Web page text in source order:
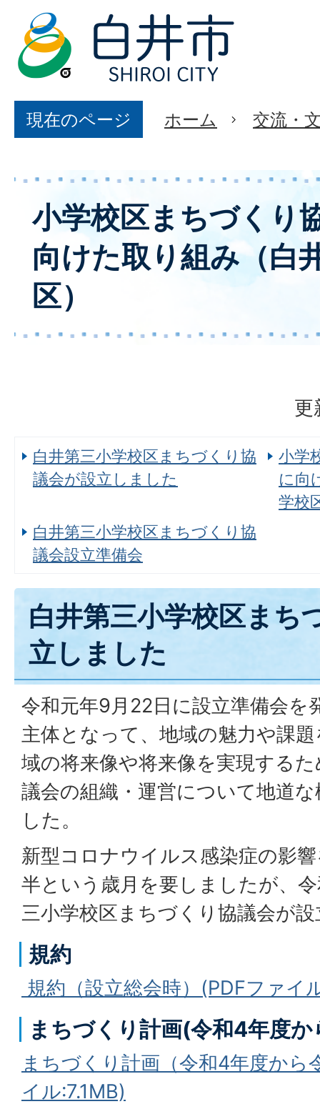
現在のページ ホーム 交流・
小学校区まちづくり
向けた取り組み（白
区）
更
白井第三小学校区まちづくり協
議会が設立しました
小学
に向
学校
白井第三小学校区まちづくり協
議会設立準備会
白井第三小学校区まち
立しました
令和元年9月22日に設立準備会を
主体となって、地域の魅力や課
域の将来像や将来像を実現する
議会の組織・運営について地道
した。
新型コロナウイルス感染症の影
半という歳月を要しましたが、
三小学校区まちづくり協議会が
規約
規約（設立総会時）(PDFファイ
まちづくり計画(令和4年度
まちづくり計画（令和4年度から
イル:7.1MB)